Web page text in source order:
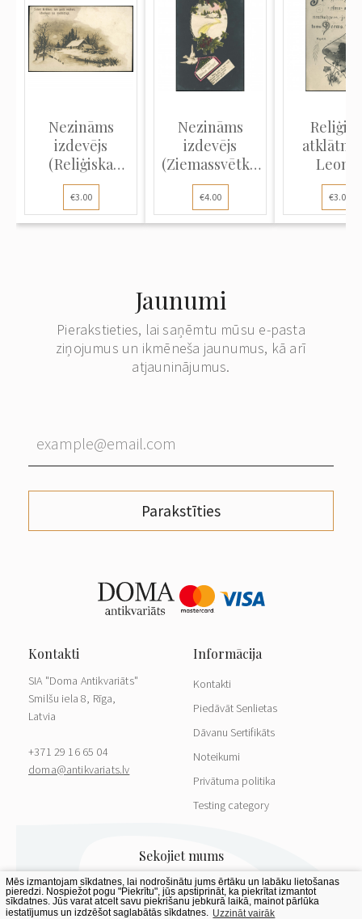
Nezināms
izdevējs
(Reliģiska
atklātne):
Ziema...
€3.00
Nezināms
izdevējs
(Ziemassvētku
atklātne): Dū...
€4.00
atklātne
Jesa...
€3.00
Jaunumi
Pierakstieties, lai saņēmtu mūsu e-pasta
ziņojumus un ikmēneša jaunumus, kā arī
atjauninājumus.
Parakstīties
SIA "Doma Antikvariāts"
Smilšu iela 8, Rīga,
Latvia
+371 29 16 65 04
doma@antikvariats.lv
Kontakti
Piedāvāt Senlietas
Dāvanu Sertifikāts
Noteikumi
Privātuma politika
Testing category
Mēs izmantojam sīkdatnes, lai nodrošinātu jums ērtāku un labāku lietošanas
pieredzi. Nospiežot pogu "Piekrītu", jūs apstiprināt, ka piekrītat izmantot
sīkdatnes. Jūs varat atcelt savu piekrišanu jebkurā laikā, mainot pārlūka
iestatījumus un izdzēšot saglabātās sīkdatnes. Uzzināt vairāk